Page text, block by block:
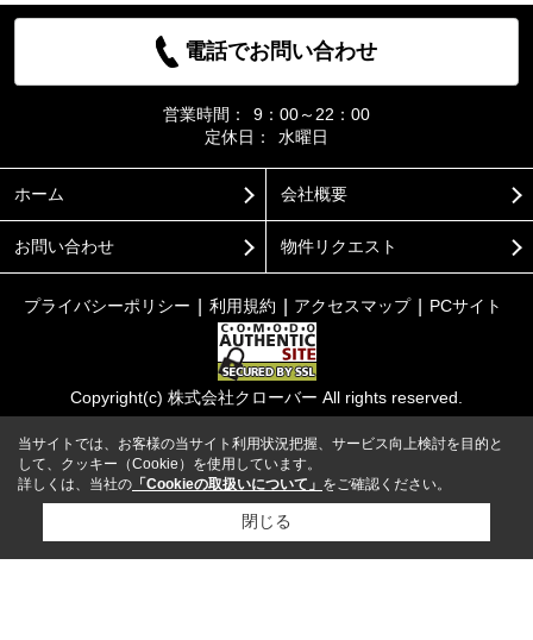
電話でお問い合わせ
営業時間：
9：00～22：00
定休日：
水曜日
ホーム 会社概要
お問い合わせ 物件リクエスト
プライバシーポリシー 利用規約 アクセスマップ PCサイト
Copyright(c) 株式会社クローバー All rights reserved.
当サイトでは、お客様の当サイト利用状況把握、サービス向上検討を目的と
して、クッキー（Cookie）を使用しています。
詳しくは、当社の 「Cookieの取扱いについて」 をご確認ください。
閉じる